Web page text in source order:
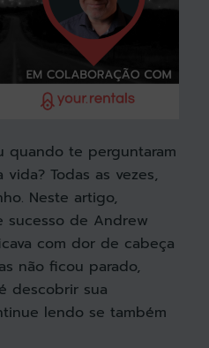
quando te perguntaram
Todas as vezes,
Neste artigo,
sucesso de Andrew
com dor de cabeça
não ficou parado,
descobrir sua
lendo se também